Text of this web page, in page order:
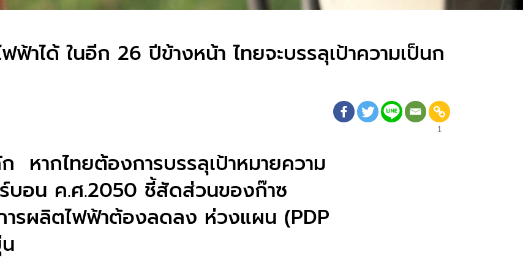
ฟ้าได้ ในอีก 26 ปีข้างหน้า ไทยจะบรรลุเป้าความเป็นก
1
หากไทยต้องการบรรลุเป้าหมายความ
ร์บอน ค.ศ.2050 ชี้สัดส่วนของก๊าซ
ารผลิตไฟฟ้าต้องลดลง ห่วงแผน (PDP